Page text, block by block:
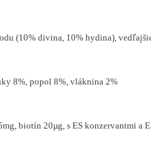
(10% divina, 10% hydina),
8%, popol 8%, vláknina 2%
biotín 20µg, s ES konzervantmi a